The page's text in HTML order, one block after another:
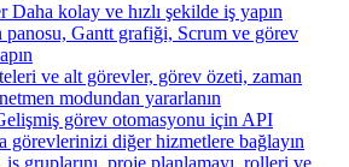
Daha kolay ve hızlı şekilde iş yapın
panosu, Gantt grafiği, Scrum ve görev
ve alt görevler, görev özeti, zaman
modundan yararlanın
görev otomasyonu için API
görevlerinizi diğer hizmetlere bağlayın
gruplarını, proje planlamayı, rolleri ve